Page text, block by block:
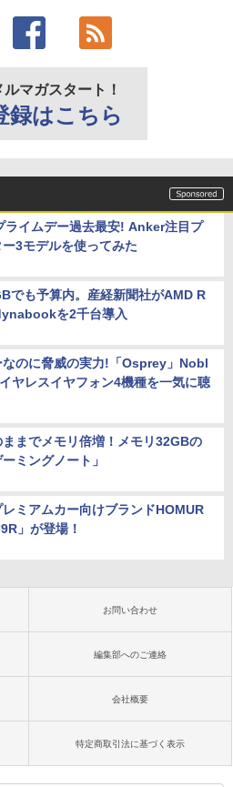
ルマガスタート！
録はこちら
ライムデー過去最安! Anker注目プ
ー3モデルを使ってみた
でも予算内。産経新聞社がAMD R
を2千台導入
なのに脅威の実力!「Osprey」Nobl
ヤレスイヤフォン4機種を一気に聴
ままでメモリ倍増！メモリ32GBの
ーミングノート」
レミアムカー向けブランドHOMUR
」が登場！
お問い合わせ
編集部へのご連絡
会社概要
特定商取引法に基づく表示